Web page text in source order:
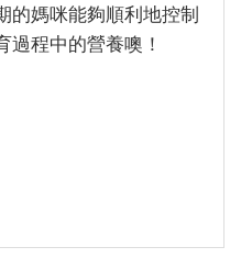
的媽咪能夠順利地控制
過程中的營養噢！